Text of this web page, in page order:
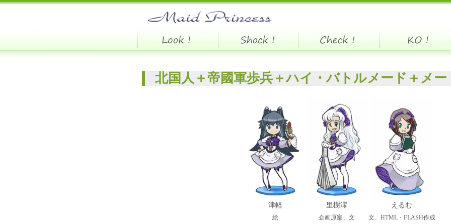
北国人＋帝國軍歩兵＋ハイ・バトルメード＋メ
津軽
絵
里樹澪
企画原案、文
えるむ
文、HTML・FLASH作成